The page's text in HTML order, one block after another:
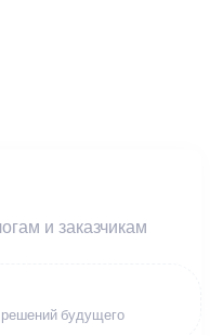
и заказчикам
решений будущего